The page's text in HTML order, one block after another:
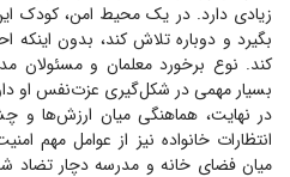
زیادی دارد. در یک محیط امن، کودک
بگیرد و دوباره تلاش کند، بدون
کند. نوع برخورد معلمان و مسئولان
بسیار مهمی در شکل‌گیری عزت‌نفس او
در نهایت، هماهنگی میان ارزش‌ها و
انتظارات خانواده نیز از عوامل مهم
میان فضای خانه و مدرسه دچار تضاد